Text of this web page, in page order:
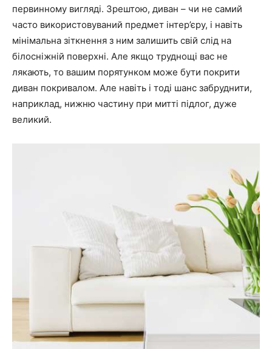
первинному вигляді. Зрештою, диван – чи не самий
часто використовуваний предмет інтер’єру, і навіть
мінімальна зіткнення з ним залишить свій слід на
білосніжній поверхні. Але якщо труднощі вас не
лякають, то вашим порятунком може бути покрити
диван покривалом. Але навіть і тоді шанс забруднити,
наприклад, нижню частину при митті підлог, дуже
великий.